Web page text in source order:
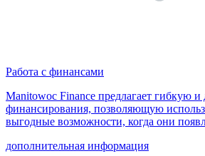
Работа с финансами
Manitowoc Finance предлагает гибкую
финансирования, позволяющую
выгодные возможности, когда они
дополнительная информация